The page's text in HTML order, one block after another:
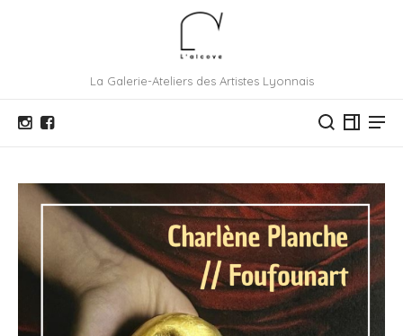
La Galerie-Ateliers des Artistes Lyonnais